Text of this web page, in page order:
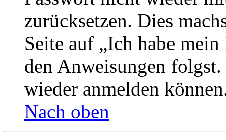
zurücksetzen. Dies
Seite auf „Ich habe
den Anweisungen
wieder anmelden
Nach oben